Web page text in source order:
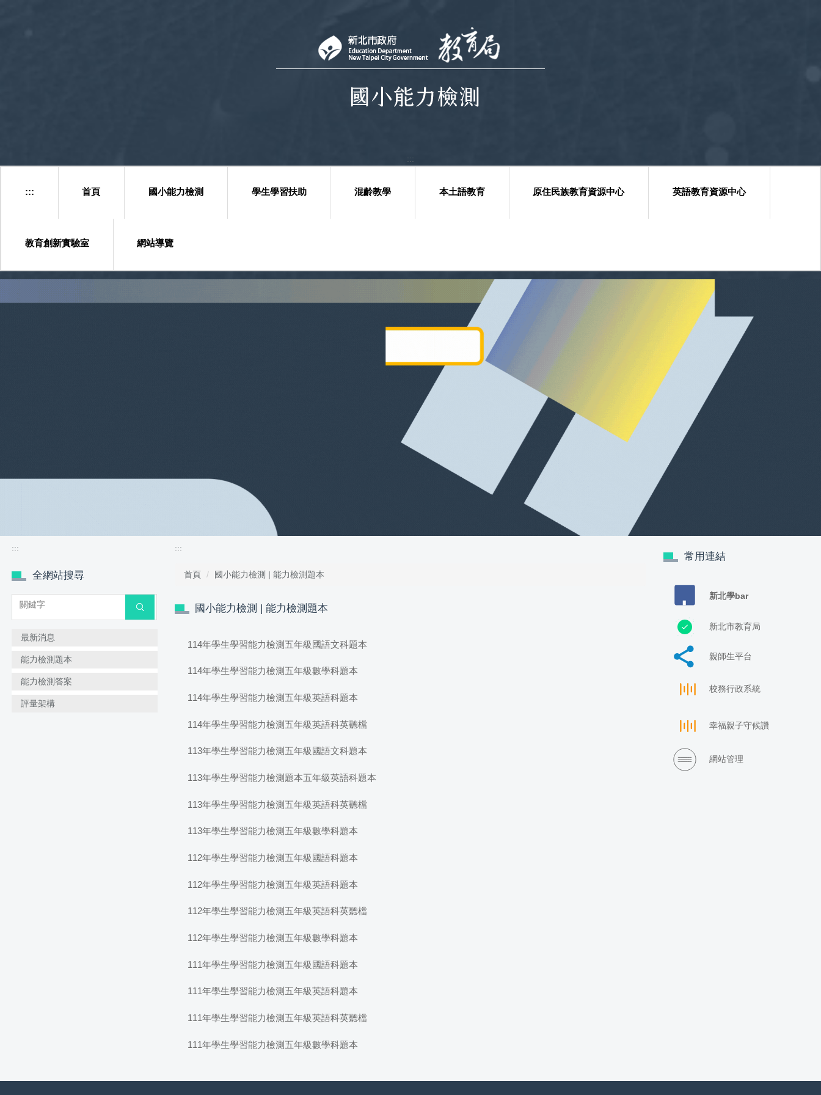
:::
::: 首頁 國小能力檢測 學生學習扶助 混齡教學 本土語教育 原住民族教育資源中心 英語教育資源中心
教育創新實驗室 網站導覽
:::
全網站搜尋
搜尋
最新消息
能力檢測題本
能力檢測答案
評量架構
:::
首頁 國小能力檢測 | 能力檢測題本
國小能力檢測 | 能力檢測題本
114年學生學習能力檢測五年級國語文科題本
114年學生學習能力檢測五年級數學科題本
114年學生學習能力檢測五年級英語科題本
114年學生學習能力檢測五年級英語科英聽檔
113年學生學習能力檢測五年級國語文科題本
113年學生學習能力檢測題本五年級英語科題本
113年學生學習能力檢測五年級英語科英聽檔
113年學生學習能力檢測五年級數學科題本
112年學生學習能力檢測五年級國語科題本
112年學生學習能力檢測五年級英語科題本
112年學生學習能力檢測五年級英語科英聽檔
112年學生學習能力檢測五年級數學科題本
111年學生學習能力檢測五年級國語科題本
111年學生學習能力檢測五年級英語科題本
111年學生學習能力檢測五年級英語科英聽檔
111年學生學習能力檢測五年級數學科題本
常用連結
新北學bar
新北市教育局
親師生平台
校務行政系統
幸福親子守候讚
網站管理